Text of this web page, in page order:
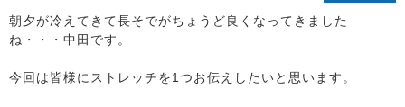
朝夕が冷えてきて長そでがちょうど良くなってきました
ね・・・中田です。
今回は皆様にストレッチを1つお伝えしたいと思います。